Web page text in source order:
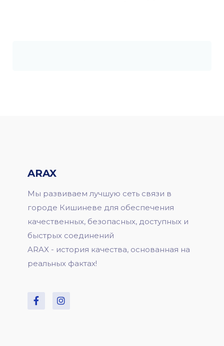
ARAX
Мы развиваем лучшую сеть связи в
городе Кишиневе для обеспечения
качественных, безопасных, доступных и
быстрых соединений
ARAX - история качества, основанная на
реальных фактах!